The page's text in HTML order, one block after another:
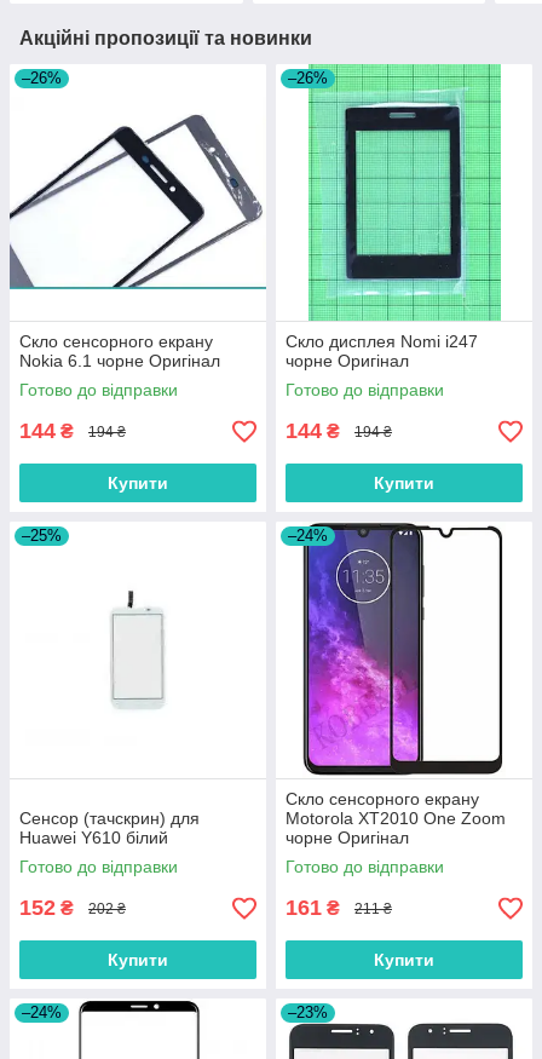
Акційні пропозиції та новинки
–26%
Скло сенсорного екрану
Nokia 6.1 чорне Оригінал
Готово до відправки
144 ₴ 194 ₴
Купити
–26%
Скло дисплея Nomi i247
чорне Оригінал
Готово до відправки
144 ₴ 194 ₴
Купити
–25%
Сенсор (тачскрин) для
Huawei Y610 білий
Готово до відправки
152 ₴ 202 ₴
Купити
–24%
Скло сенсорного екрану
Motorola XT2010 One Zoom
чорне Оригінал
Готово до відправки
161 ₴ 211 ₴
Купити
–24% –23%